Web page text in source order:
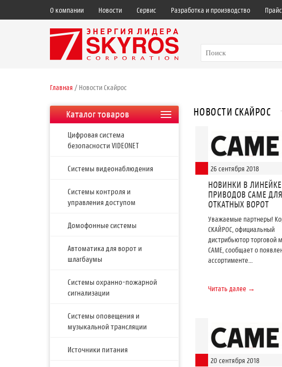
О компании Новости Сервис Разработка и производство
Главная / Новости Скайрос
Каталог товаров
Цифровая система
безопасности VIDEONET
Системы видеонаблюдения
Системы контроля и
управления доступом
Домофонные системы
Автоматика для ворот и
шлагбаумы
Системы охранно-пожарной
сигнализации
Системы оповещения и
музыкальной трансляции
Источники питания
НОВОСТИ СКАЙРОС
26 сентября 2018
НОВИНКИ В ЛИНЕЙКЕ
ПРИВОДОВ CAME ДЛЯ
ОТКАТНЫХ ВОРОТ
Уважаемые партнеры!
СКАЙРОС, официальный
дистрибьютор торговой
CAME, сообщает о
ассортименте...
Читать далее →
20 сентября 2018